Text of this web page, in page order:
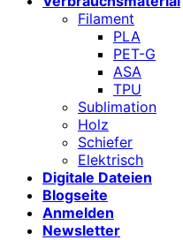
Filament
PLA
PET-G
ASA
TPU
Sublimation
Holz
Schiefer
Elektrisch
Digitale Dateien
Blogseite
Anmelden
Newsletter